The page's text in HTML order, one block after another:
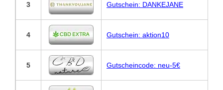
3 Gutschein: DANKEJANE
4 Gutschein: aktion10
5 Gutscheincode: neu-5€